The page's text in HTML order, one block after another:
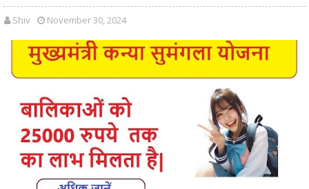
Shiv November 30, 2024